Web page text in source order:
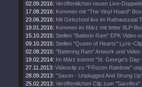
02.09.2016: Veröffentlichen neuen Live-
17.08.2016: Kommen mit "The Vinyl Hoard"
23.06.2016: Mit Girlschool live im Rathaussaal
19.01.2016: Kommen im März mit fetter 9LP-
15.10.2015: Stellen "Batterin Ram" EPK Video
09.10.2015: Stellen "Queen of Hearts" Lyric-
02.08.2015: "Battering Ram" Artwork und
19.02.2014: Im März kommt "St. George's
27.11.2013: Videoclip zu "FRozen Rainbow"
28.09.2013: "Saxon - Unplugged And Strung
25.02.2013: Veröffentlichen Clip zum